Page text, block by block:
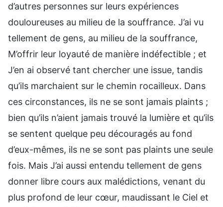
d’autres personnes sur leurs expériences
douloureuses au milieu de la souffrance. J’ai vu
tellement de gens, au milieu de la souffrance,
M’offrir leur loyauté de manière indéfectible ; et
J’en ai observé tant chercher une issue, tandis
qu’ils marchaient sur le chemin rocailleux. Dans
ces circonstances, ils ne se sont jamais plaints ;
bien qu’ils n’aient jamais trouvé la lumière et qu’ils
se sentent quelque peu découragés au fond
d’eux-mêmes, ils ne se sont pas plaints une seule
fois. Mais J’ai aussi entendu tellement de gens
donner libre cours aux malédictions, venant du
plus profond de leur cœur, maudissant le Ciel et